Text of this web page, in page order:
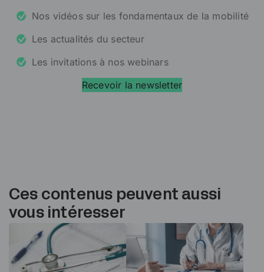
Nos vidéos sur les fondamentaux de la mobilité
Les actualités du secteur
Les invitations à nos webinars
Recevoir la newsletter
Ces contenus peuvent aussi
vous intéresser